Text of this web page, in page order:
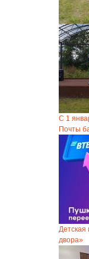
С 1
Почты
Детская
двора»